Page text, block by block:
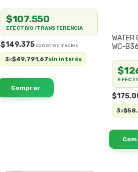
$149.375
3x$49.791,67sin interés
$107.550
EFECTIVO/TRANSFERENCIA
WATER
WC-
3x